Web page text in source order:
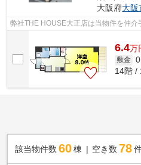
大阪府大阪
弊社THE HOUSE大正店は当物件を仲介
6.4万
敷金
14階 /
該当物件数 60棟 空き数 78